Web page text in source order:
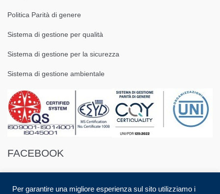
Politica Parità di genere
Sistema di gestione per qualità
Sistema di gestione per la sicurezza
Sistema di gestione ambientale
FACEBOOK
Per garantire una migliore esperienza sul sito utilizziamo i